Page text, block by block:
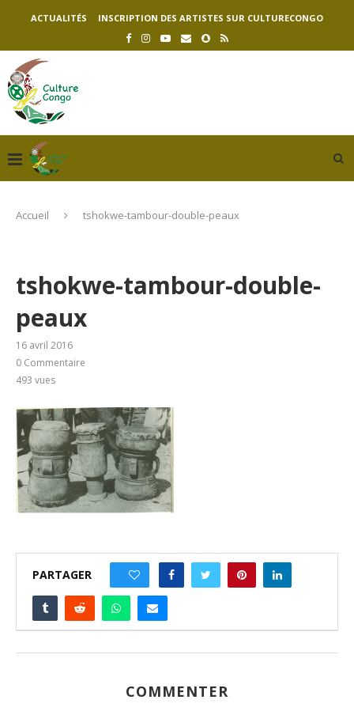
ACTUALITÉS INSCRIPTION DES ARTISTES SUR CULTURECONGO
Accueil tshokwe-tambour-double-peaux
tshokwe-tambour-double-
peaux
16 avril 2016
0 Commentaire
493 vues
PARTAGER
COMMENTER